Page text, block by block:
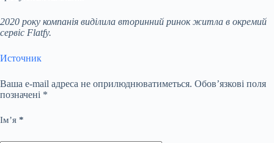
2020 року компанія виділила вторинний ринок житла в окремий
сервіс Flatfy.
Источник
Ваша e-mail адреса не оприлюднюватиметься. Обов’язкові поля
позначені *
Ім’я *